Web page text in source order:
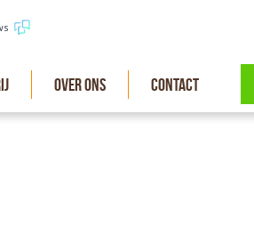
Over Ons Contact